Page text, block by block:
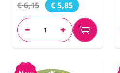
€ 6,15 € 5,85